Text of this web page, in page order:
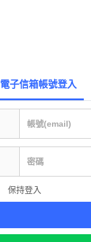
電子信箱帳號登入
保持登入